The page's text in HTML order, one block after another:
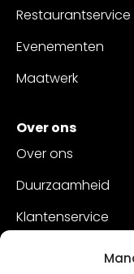
Restaurantservice
Evenementen
Maatwerk
Over ons
Over ons
Duurzaamheid
Klantenservice